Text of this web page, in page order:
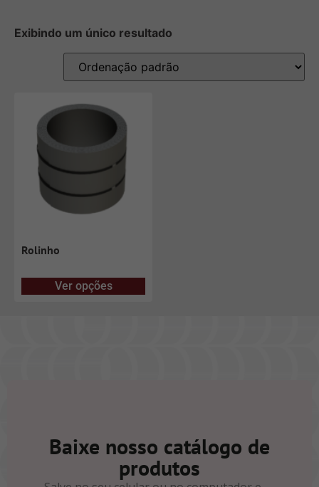
Exibindo um único resultado
Rolinho
Ver opções
Baixe nosso catálogo de
produtos